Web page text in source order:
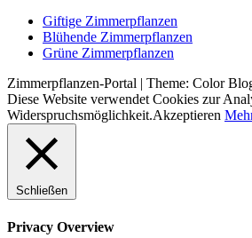
Giftige Zimmerpflanzen
Blühende Zimmerpflanzen
Grüne Zimmerpflanzen
Zimmerpflanzen-Portal | Theme: Color
Diese Website verwendet Cookies zur
Widerspruchsmöglichkeit.Akzeptieren
Schließen
Privacy Overview